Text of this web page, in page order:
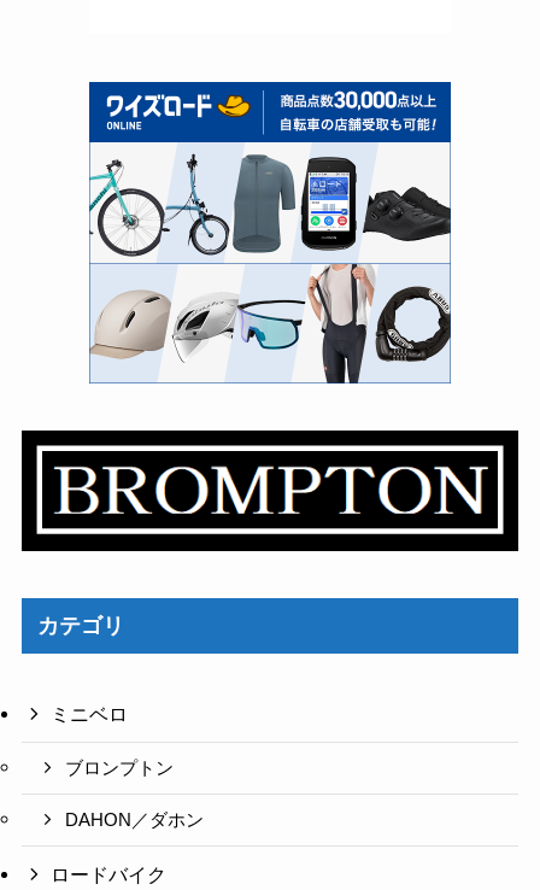
カテゴリ
ミニベロ
ブロンプトン
DAHON／ダホン
ロードバイク